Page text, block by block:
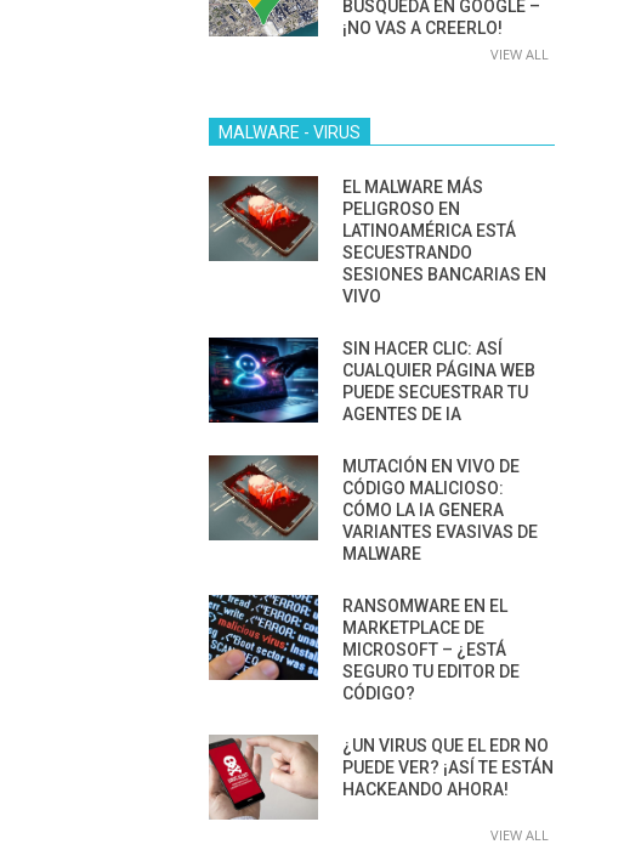
BÚSQUEDA EN GOOGLE –
¡NO VAS A CREERLO!
VIEW ALL
MALWARE - VIRUS
EL MALWARE MÁS
PELIGROSO EN
LATINOAMÉRICA ESTÁ
SECUESTRANDO
SESIONES BANCARIAS EN
VIVO
SIN HACER CLIC: ASÍ
CUALQUIER PÁGINA WEB
PUEDE SECUESTRAR TU
AGENTES DE IA
MUTACIÓN EN VIVO DE
CÓDIGO MALICIOSO:
CÓMO LA IA GENERA
VARIANTES EVASIVAS DE
MALWARE
RANSOMWARE EN EL
MARKETPLACE DE
MICROSOFT – ¿ESTÁ
SEGURO TU EDITOR DE
CÓDIGO?
¿UN VIRUS QUE EL EDR NO
PUEDE VER? ¡ASÍ TE ESTÁN
HACKEANDO AHORA!
VIEW ALL